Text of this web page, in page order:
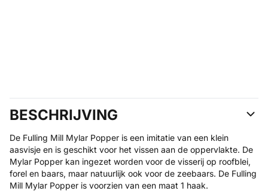
BESCHRIJVING
De Fulling Mill Mylar Popper is een imitatie van een klein
aasvisje en is geschikt voor het vissen aan de oppervlakte. De
Mylar Popper kan ingezet worden voor de visserij op roofblei,
forel en baars, maar natuurlijk ook voor de zeebaars. De Fulling
Mill Mylar Popper is voorzien van een maat 1 haak.